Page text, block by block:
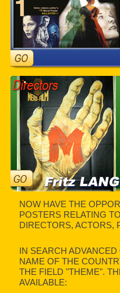
NOW HAVE THE
POSTERS RELATING
DIRECTORS, ACTORS,
IN SEARCH
NAME OF THE
THE FIELD "THEME".
AVAILABLE: